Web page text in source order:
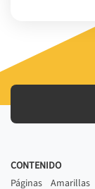
CONTENIDO
Páginas